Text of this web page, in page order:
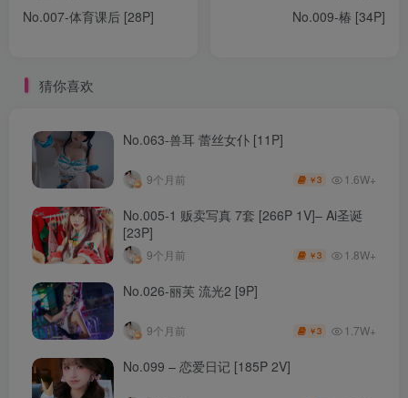
No.007-体育课后 [28P]
No.009-椿 [34P]
猜你喜欢
No.063-兽耳 蕾丝女仆 [11P]
9个月前 ￥3 1.6W+
No.005-1 贩卖写真 7套 [266P 1V]– Ai圣诞
[23P]
9个月前 ￥3 1.8W+
No.026-丽芙 流光2 [9P]
9个月前 ￥3 1.7W+
No.099 – 恋爱日记 [185P 2V]